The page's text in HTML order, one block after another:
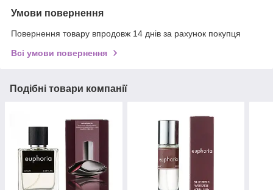
Умови повернення
Повернення товару впродовж 14 днів за рахунок покупця
Всі умови повернення
Подібні товари компанії